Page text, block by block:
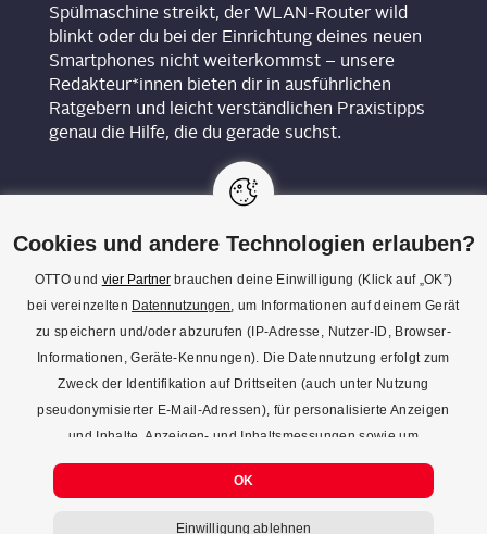
Spülmaschine streikt, der WLAN-Router wild
blinkt oder du bei der Einrichtung deines neuen
Smartphones nicht weiterkommst – unsere
Redakteur*innen bieten dir in ausführlichen
Ratgebern und leicht verständlichen Praxistipps
genau die Hilfe, die du gerade suchst.
KON­TAKT
REDAK­TI­ON
IMPRES­SUM
DATENSCHUTZ
COOKIE-EINSTELLUNGEN
Cookies und andere Technologien erlauben?
OTTO und vier Partnerbrauchen deine Einwilligung (Klick auf „OK”)
bei vereinzelten Datennutzungen, um Informationen auf deinem Gerät
zu speichern und/oder abzurufen (IP-Adresse, Nutzer-ID, Browser-
Informationen, Geräte-Kennungen). Die Datennutzung erfolgt zum
Zweck der Identifikation auf Drittseiten (auch unter Nutzung
pseudonymisierter E-Mail-Adressen), für personalisierte Anzeigen
und Inhalte, Anzeigen- und Inhaltsmessungen sowie um
Erkenntnisse über Zielgruppen und Produktentwicklungen zu
gewinnen. Mehr Infos zur Einwilligung (inkl. Widerrufsmöglichkeit)
OK
Einwilligung ablehnen